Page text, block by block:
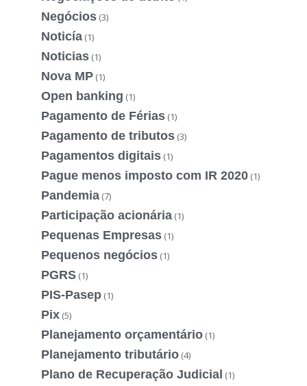
Negócios (3)
Noticía (1)
Noticias (1)
Nova MP (1)
Open banking (1)
Pagamento de Férias (1)
Pagamento de tributos (3)
Pagamentos digitais (1)
Pague menos imposto com IR 2020 (1)
Pandemia (7)
Participação acionária (1)
Pequenas Empresas (1)
Pequenos negócios (1)
PGRS (1)
PIS-Pasep (1)
Pix (5)
Planejamento orçamentário (1)
Planejamento tributário (4)
Plano de Recuperação Judicial (1)